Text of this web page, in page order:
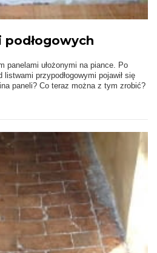
podłogowych
panelami ułożonymi na piance. Po
przypodłogowymi pojawił się
paneli? Co teraz można z tym zrobić?